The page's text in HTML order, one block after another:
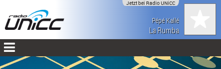
Jetzt bei Radio UNiCC
Pépé Kallé
La Rumba